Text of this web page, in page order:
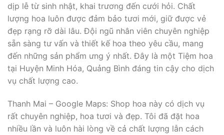
dịp lễ từ sinh nhật, khai trương đến cưới hỏi. Chất
lượng hoa luôn được đảm bảo tươi mới, giữ được vẻ
đẹp rạng rỡ dài lâu. Đội ngũ nhân viên chuyên nghiệp
sẵn sàng tư vấn và thiết kế hoa theo yêu cầu, mang
đến những sản phẩm ưng ý nhất. Đây là một Tiệm hoa
tại Huyện Minh Hóa, Quảng Bình đáng tin cậy cho dịch
vụ chất lượng cao.
Thanh Mai – Google Maps: Shop hoa này có dịch vụ
rất chuyên nghiệp, hoa tươi và đẹp. Tôi đã đặt hoa
nhiều lần và luôn hài lòng về cả chất lượng lẫn cách